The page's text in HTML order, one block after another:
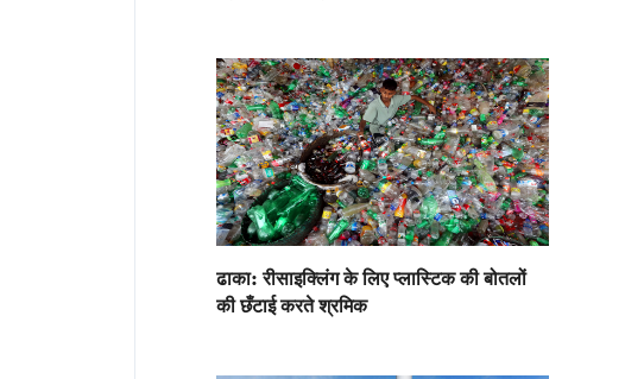
ढाका: रीसाइक्लिंग के लिए प्लास्टिक की बोतलों
की छँटाई करते श्रमिक